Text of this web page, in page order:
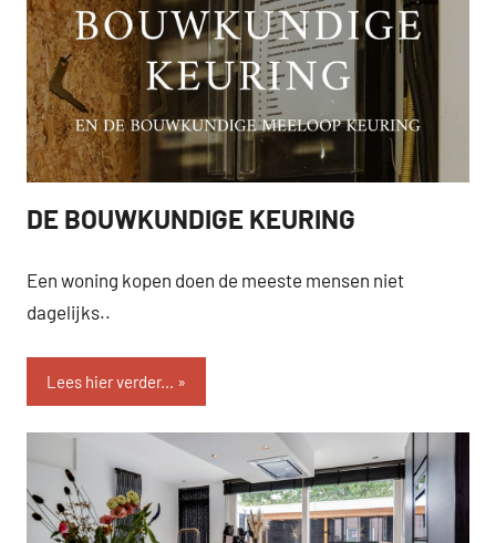
SEVEN.
DE BOUWKUNDIGE KEURING
Een woning kopen doen de meeste mensen niet
dagelijks..
Lees hier verder...